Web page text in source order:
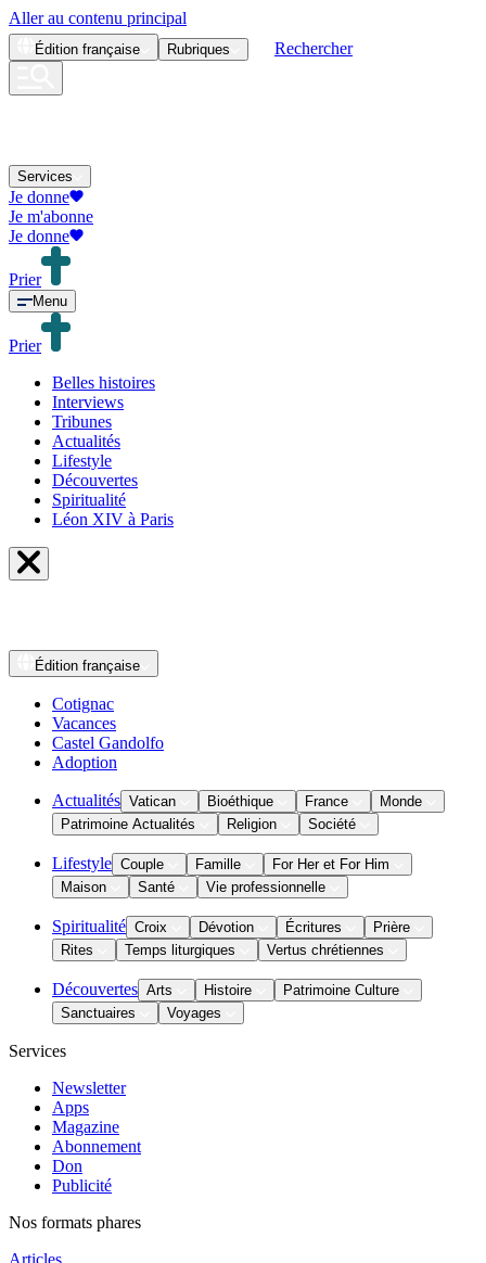
Aller au contenu principal
Édition française Rubriques Rechercher
Services
Je donne
Je m'abonne
Je donne
Prier
Menu
Prier
Belles histoires
Interviews
Tribunes
Actualités
Lifestyle
Découvertes
Spiritualité
Léon XIV à Paris
Édition française
Cotignac
Vacances
Castel Gandolfo
Adoption
Actualités Vatican Bioéthique France
Monde
Patrimoine Actualités
Religion Société
Lifestyle Couple Famille
For Her et For Him
Maison
Santé Vie professionnelle
Spiritualité Croix Dévotion Écritures
Prière
Rites
Temps liturgiques Vertus chrétiennes
Découvertes Arts Histoire
Patrimoine Culture
Sanctuaires
Voyages
Services
Newsletter
Apps
Magazine
Abonnement
Don
Publicité
Nos formats phares
Articles